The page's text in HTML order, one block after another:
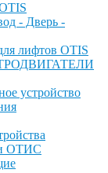
- Дверь -
лифтов OTIS
устройство
ОТИС